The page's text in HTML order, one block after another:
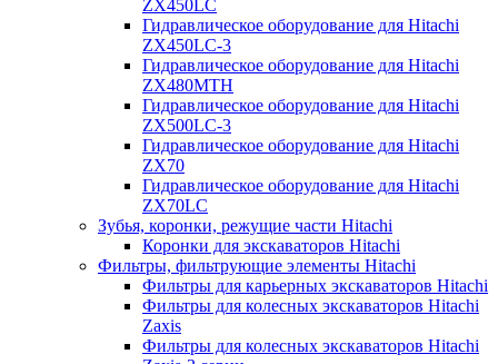
ZX450LC
Гидравлическое оборудование для Hitachi
ZX450LC-3
Гидравлическое оборудование для Hitachi
ZX480MTH
Гидравлическое оборудование для Hitachi
ZX500LC-3
Гидравлическое оборудование для Hitachi
ZX70
Гидравлическое оборудование для Hitachi
ZX70LC
Зубья, коронки, режущие части Hitachi
Коронки для экскаваторов Hitachi
Фильтры, фильтрующие элементы Hitachi
Фильтры для карьерных экскаваторов Hitachi
Фильтры для колесных экскаваторов Hitachi
Zaxis
Фильтры для колесных экскаваторов Hitachi